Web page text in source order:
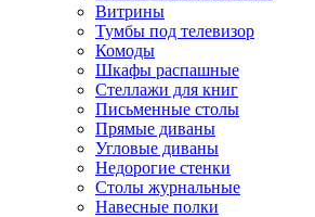
Витрины
Тумбы под телевизор
Комоды
Шкафы распашные
Стеллажи для книг
Письменные столы
Прямые диваны
Угловые диваны
Недорогие стенки
Столы журнальные
Навесные полки